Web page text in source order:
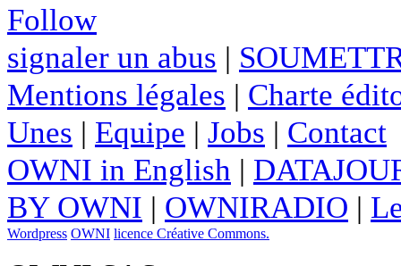
Follow
signaler un abus |
Mentions légales | Charte
Unes | Equipe | Jobs | Contact
OWNI in English |
BY OWNI | OWNIRADIO |
Wordpress OWNI licence Créative Commons.